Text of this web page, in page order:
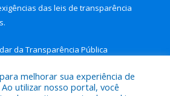
das leis de transparência
da Transparência Pública
melhorar sua experiência de
utilizar nosso portal, você